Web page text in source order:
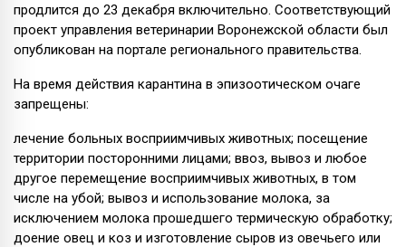
продлится до 23 декабря включительно. Соответствующий
проект управления ветеринарии Воронежской области был
опубликован на портале регионального правительства.
На время действия карантина в эпизоотическом очаге
запрещены:
лечение больных восприимчивых животных; посещение
территории посторонними лицами; ввоз, вывоз и любое
другое перемещение восприимчивых животных, в том
числе на убой; вывоз и использование молока, за
исключением молока прошедшего термическую обработку;
доение овец и коз и изготовление сыров из овечьего или